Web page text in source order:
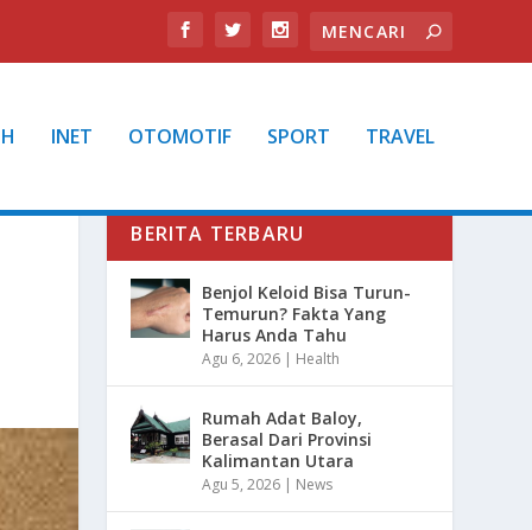
INET OTOMOTIF SPORT TRAVEL
BERITA TERBARU
Benjol Keloid Bisa Turun-
Temurun? Fakta Yang
Harus Anda Tahu
Agu 6, 2026 | Health
Rumah Adat Baloy,
Berasal Dari Provinsi
Kalimantan Utara
Agu 5, 2026 | News